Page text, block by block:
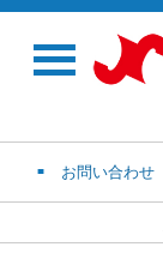
お問い合わせ